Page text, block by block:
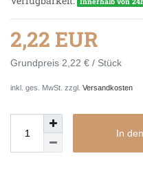
2,22 EUR
Grundpreis 2,22 € / Stück
inkl. ges. MwSt. zzgl. Versandkosten
In